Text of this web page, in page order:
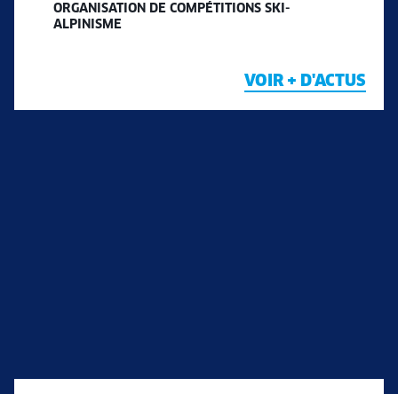
ORGANISATION DE COMPÉTITIONS SKI-
ALPINISME
VOIR + D'ACTUS